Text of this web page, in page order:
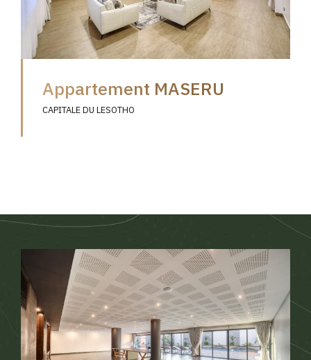
Appartement MASERU
CAPITALE DU LESOTHO